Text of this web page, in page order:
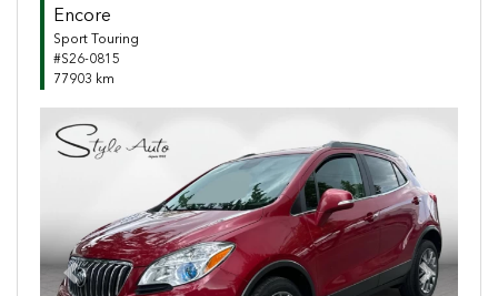
Encore
Sport Touring
#S26-0815
77903 km
Previous Next